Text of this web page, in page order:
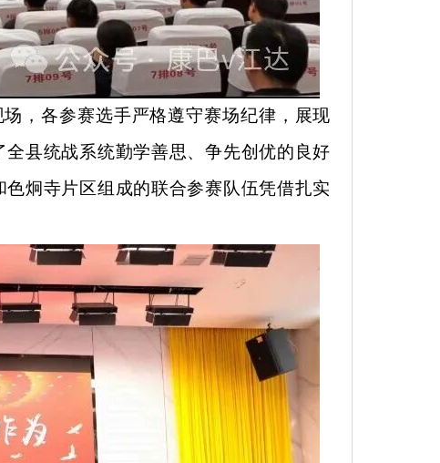
，各参赛选手严格遵守赛场纪律，展现
县统战系统勤学善思、争先创优的良好
炯寺片区组成的联合参赛队伍凭借扎实